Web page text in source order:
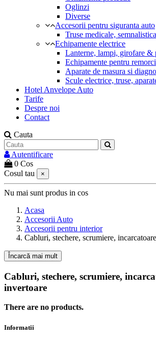
Oglinzi
Diverse
Accesorii pentru siguranta auto
Truse medicale,
Echipamente electrice
Lanterne, lampi, girofare &
Echipamente pentru remorci
Aparate de masura si
Scule electrice, truse,
Hotel Anvelope Auto
Tarife
Despre noi
Contact
Cauta
Autentificare
0 Cos
Cosul tau
×
Nu mai sunt produs in cos
Acasa
Accesorii Auto
Accesorii pentru interior
Cabluri, stechere, scrumiere,
Încarcă mai mult
Cabluri, stechere, scrumiere,
invertoare
There are no products.
Informatii